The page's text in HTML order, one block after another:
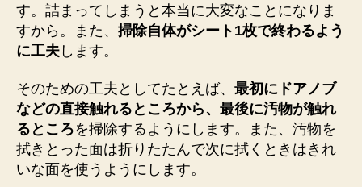
す。詰まってしまうと本当に大変なことになりま
すから。また、 掃除自体がシート1枚で終わるよう
に工夫 します。
そのための工夫としてたとえば、 最初にドアノブ
などの直接触れるところから、最後に汚物が触れ
るところを掃除するようにします。また、汚物を
拭きとった面は折りたたんで次に拭くときはきれ
いな面を使うようにします。